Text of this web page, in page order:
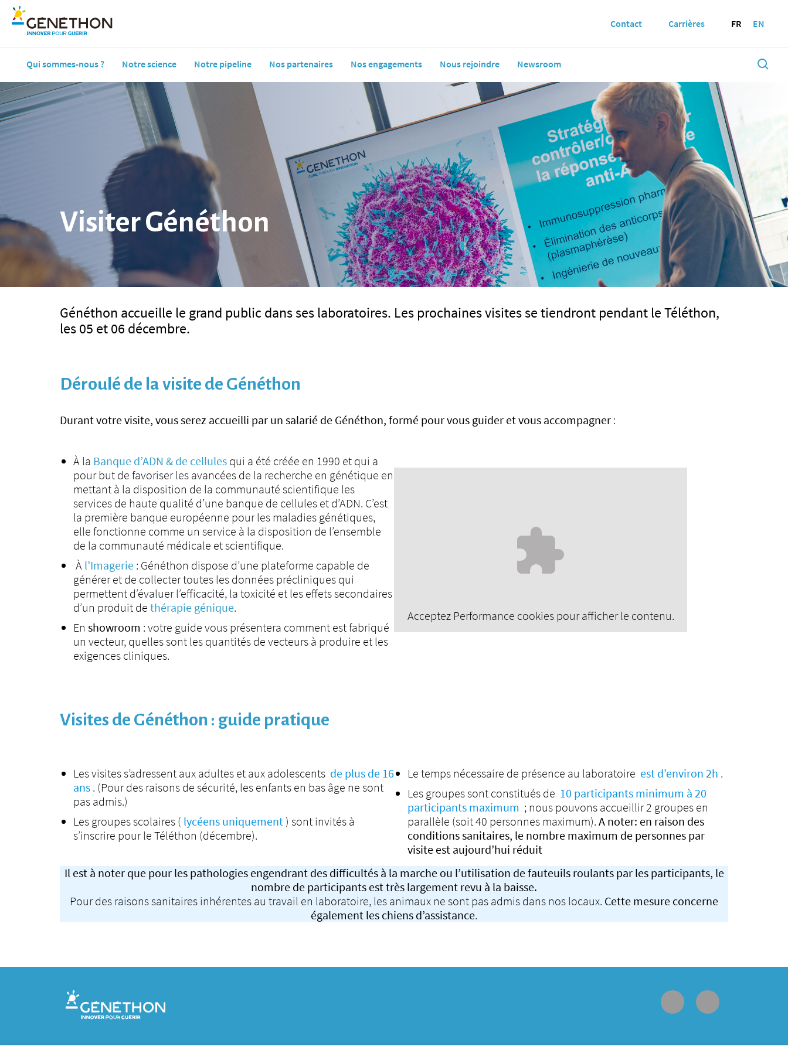
Qui sommes-nous ? Notre science Notre pipeline Nos partenaires Nos engagements Nous rejoindre Newsroom
Contact Carrières FR EN
Visiter Généthon
Généthon accueille le grand public dans ses laboratoires. Les prochaines visites se tiendront pendant le Téléthon,
les 05 et 06 décembre.
Déroulé de la visite de Généthon
Durant votre visite, vous serez accueilli par un salarié de Généthon, formé pour vous guider et vous accompagner :
À la Banque d’ADN & de cellules qui a été créée en 1990 et qui a
pour but de favoriser les avancées de la recherche en génétique en
mettant à la disposition de la communauté scientifique les
services de haute qualité d’une banque de cellules et d’ADN. C’est
la première banque européenne pour les maladies génétiques,
elle fonctionne comme un service à la disposition de l’ensemble
de la communauté médicale et scientifique.
À l’Imagerie : Généthon dispose d’une plateforme capable de
générer et de collecter toutes les données précliniques qui
permettent d’évaluer l’efficacité, la toxicité et les effets secondaires
d’un produit de thérapie génique.
En showroom : votre guide vous présentera comment est fabriqué
un vecteur, quelles sont les quantités de vecteurs à produire et les
exigences cliniques.
Acceptez Performance cookies pour afficher le contenu.
Visites de Généthon : guide pratique
Les visites s’adressent aux adultes et aux adolescents de plus de 16
ans . (Pour des raisons de sécurité, les enfants en bas âge ne sont
pas admis.)
Les groupes scolaires ( lycéens uniquement) sont invités à
s’inscrire pour le Téléthon (décembre).
Le temps nécessaire de présence au laboratoire est d’environ 2h .
Les groupes sont constitués de 10 participants minimum à 20
participants maximum ; nous pouvons accueillir 2 groupes en
parallèle (soit 40 personnes maximum). A noter: en raison des
conditions sanitaires, le nombre maximum de personnes par
visite est aujourd’hui réduit
Il est à noter que pour les pathologies engendrant des difficultés à la marche ou l’utilisation de fauteuils roulants par les participants, le
nombre de participants est très largement revu à la baisse.
Pour des raisons sanitaires inhérentes au travail en laboratoire, les animaux ne sont pas admis dans nos locaux. Cette mesure concerne
également les chiens d’assistance.